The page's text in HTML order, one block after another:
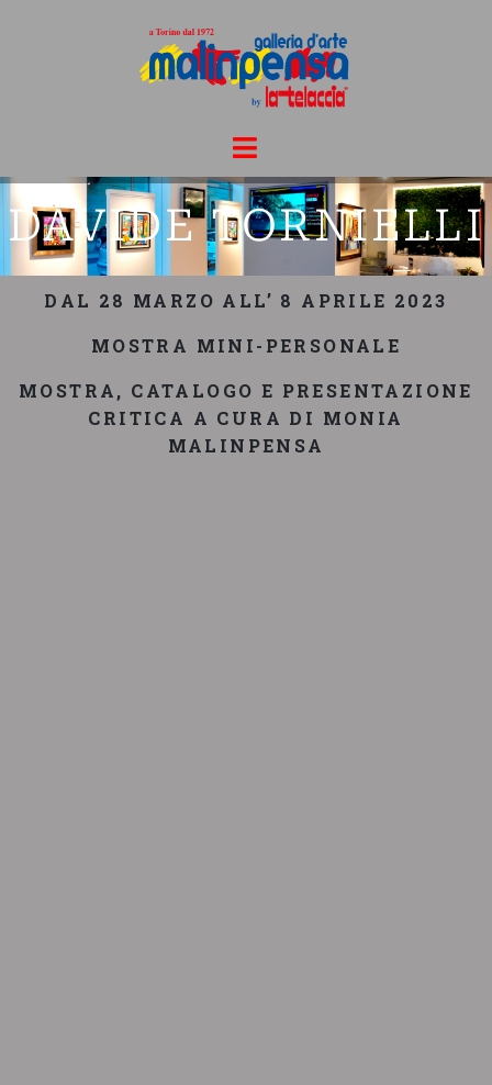
DAVIDE TORNIELLI
DAL 28 MARZO ALL’ 8 APRILE 2023
MOSTRA MINI-PERSONALE
MOSTRA, CATALOGO E PRESENTAZIONE
CRITICA A CURA DI MONIA
MALINPENSA